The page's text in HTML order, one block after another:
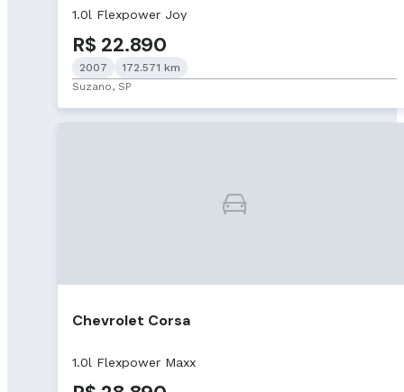
1.0l Flexpower Joy
R$ 22.890
2007
172.571 km
Suzano, SP
Chevrolet Corsa
1.0l Flexpower Maxx